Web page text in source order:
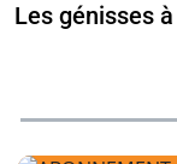
Les génisses